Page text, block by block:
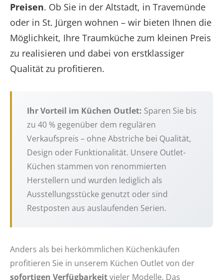
Preisen. Ob Sie in der Altstadt, in Travemünde
oder in St. Jürgen wohnen – wir bieten Ihnen die
Möglichkeit, Ihre Traumküche zum kleinen Preis
zu realisieren und dabei von erstklassiger
Qualität zu profitieren.
Ihr Vorteil im Küchen Outlet: Sparen Sie bis
zu 40 % gegenüber dem regulären
Verkaufspreis – ohne Abstriche bei Qualität,
Design oder Funktionalität. Unsere Outlet-
Küchen stammen von renommierten
Herstellern und wurden lediglich als
Ausstellungsstücke genutzt oder sind
Restposten aus auslaufenden Serien.
Anders als bei herkömmlichen Küchenkäufen
profitieren Sie in unserem Küchen Outlet von der
sofortigen Verfügbarkeitvieler Modelle. Das